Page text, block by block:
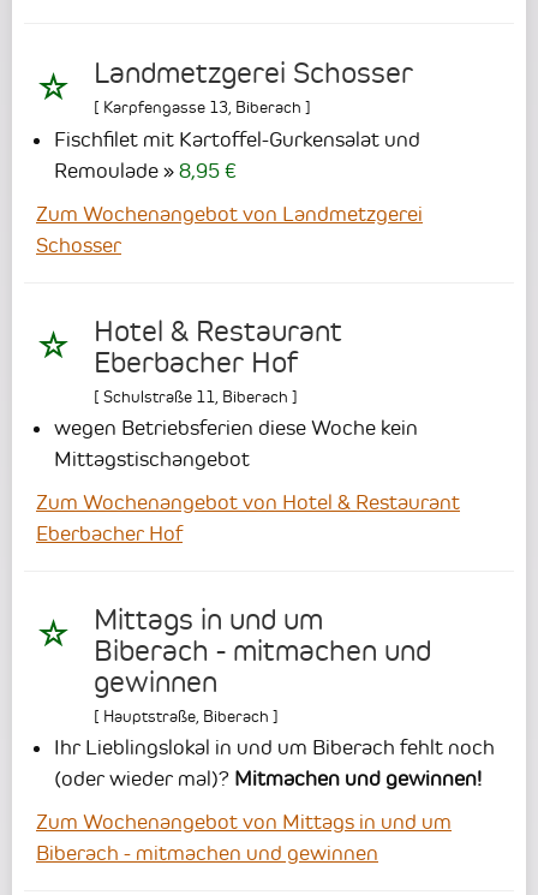
Landmetzgerei Schosser
[ Karpfengasse 13 Biberach ]
Fischfilet mit Kartoffel-Gurkensalat und
Remoulade
8,95 €
Zum Wochenangebot von Landmetzgerei
Schosser
Hotel & Restaurant
Eberbacher Hof
[ Schulstraße 11, Biberach ]
wegen Betriebsferien diese Woche kein
Mittagstischangebot
Zum Wochenangebot von Hotel & Restaurant
Eberbacher Hof
Mittags in und um
Biberach - mitmachen und
gewinnen
[ Hauptstraße, Biberach ]
Ihr Lieblingslokal in und um Biberach fehlt noch
(oder wieder mal)? Mitmachen und gewinnen!
Zum Wochenangebot von Mittags in und um
Biberach - mitmachen und gewinnen